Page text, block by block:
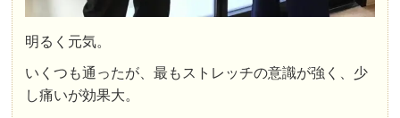
明るく元気。
いくつも通ったが、最もストレッチの意識が強く、少
し痛いが効果大。